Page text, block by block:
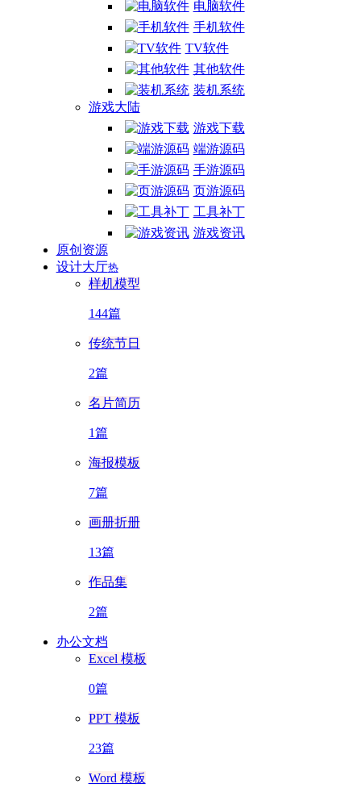
电脑软件
手机软件
TV软件
其他软件
装机系统
游戏大陆
游戏下载
端游源码
手游源码
页游源码
工具补丁
游戏资讯
原创资源
设计大厅热
样机模型
144篇
传统节日
2篇
名片简历
1篇
海报模板
7篇
画册折册
13篇
作品集
2篇
办公文档
Excel 模板
0篇
PPT 模板
23篇
Word 模板